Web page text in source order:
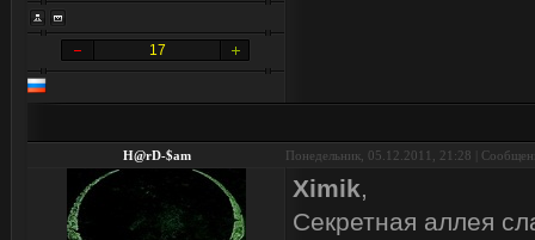
17
H@rD-$am Понедельник, 05.12.2011, 21:28 |
Ximik,
Секретная аллея